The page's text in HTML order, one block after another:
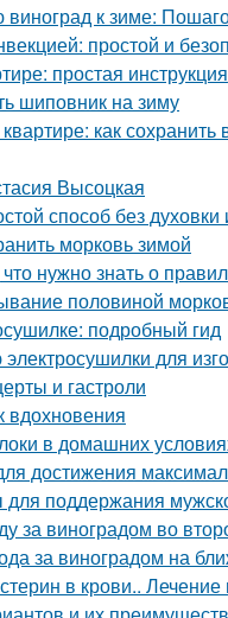
к зиме:
простой и
простая инструкция
шиповник на зиму
как
Высоцкая
способ без духовки
морковь зимой
нужно знать о
половиной
подробный гид
для
и гастроли
вдохновения
в домашних
достижения
поддержания
за виноградом во
за виноградом на
в крови..